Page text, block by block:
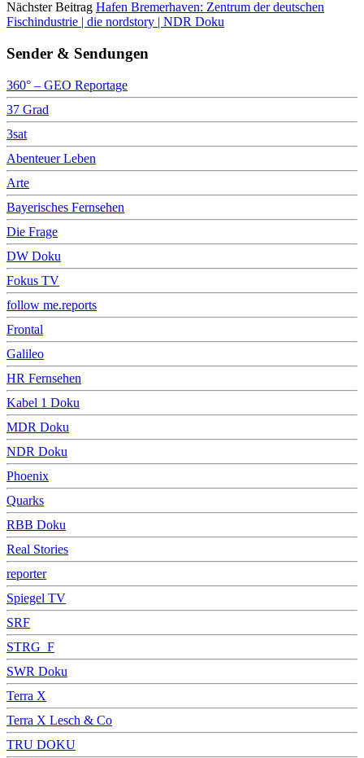
Nächster Beitrag Hafen Bremerhaven: Zentrum der deutschen
Fischindustrie | die nordstory | NDR Doku
Sender & Sendungen
360° – GEO Reportage
37 Grad
3sat
Abenteuer Leben
Arte
Bayerisches Fernsehen
Die Frage
DW Doku
Fokus TV
follow me.reports
Frontal
Galileo
HR Fernsehen
Kabel 1 Doku
MDR Doku
NDR Doku
Phoenix
Quarks
RBB Doku
Real Stories
reporter
Spiegel TV
SRF
STRG_F
SWR Doku
Terra X
Terra X Lesch & Co
TRU DOKU